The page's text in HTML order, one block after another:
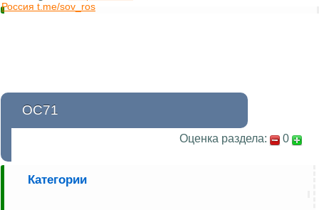
Россия t.me/sov_ros
OC71
Оценка раздела: 0
Категории